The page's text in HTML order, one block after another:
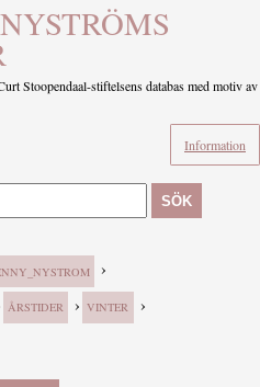
Stoopendaal-stiftelsens databas med motiv av
Information
SÖK
›
ÅRSTIDER › VINTER ›